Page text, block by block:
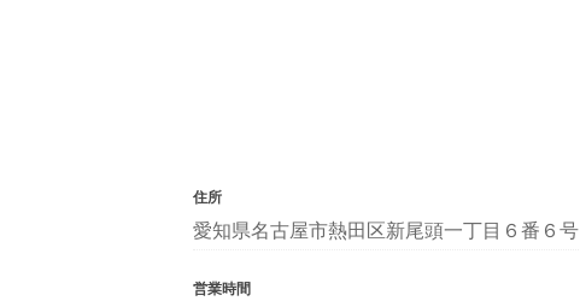
住所
愛知県名古屋市熱田区新尾頭一丁目６番６号
営業時間